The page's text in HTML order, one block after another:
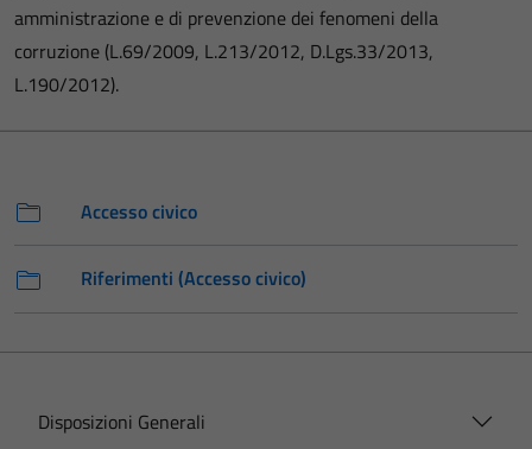
amministrazione e di prevenzione dei fenomeni della
corruzione (L.69/2009, L.213/2012, D.Lgs.33/2013,
L.190/2012).
Accesso civico
Riferimenti (Accesso civico)
Disposizioni Generali